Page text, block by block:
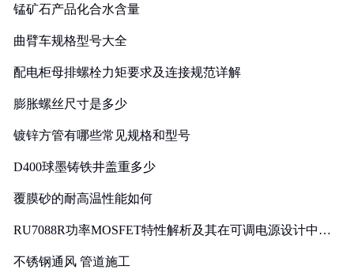
锰矿石产品化合水含量
曲臂车规格型号大全
配电柜母排螺栓力矩要求及连接规范详解
膨胀螺丝尺寸是多少
镀锌方管有哪些常见规格和型号
D400球墨铸铁井盖重多少
覆膜砂的耐高温性能如何
RU7088R功率MOSFET特性解析及其在可调电源设计中的
不锈钢通风 管道施工